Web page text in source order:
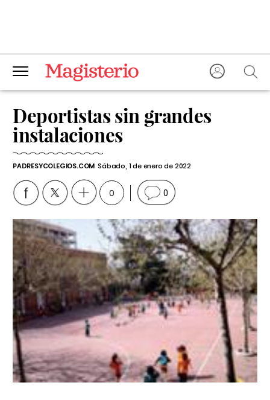
Deportistas sin grandes
instalaciones
PADRESYCOLEGIOS.COM Sábado, 1 de enero de 2022
0 0